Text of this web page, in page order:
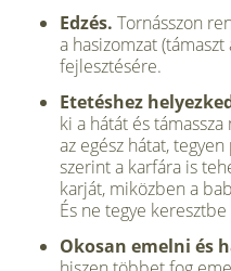
Edzés. Tornásszon
a hasizomzat
fejlesztésére.
Etetéshez
ki a hátát és
az egész hátat,
sze­rint a karfára is
karját, miközben a
És ne tegye
Okosan emelni és